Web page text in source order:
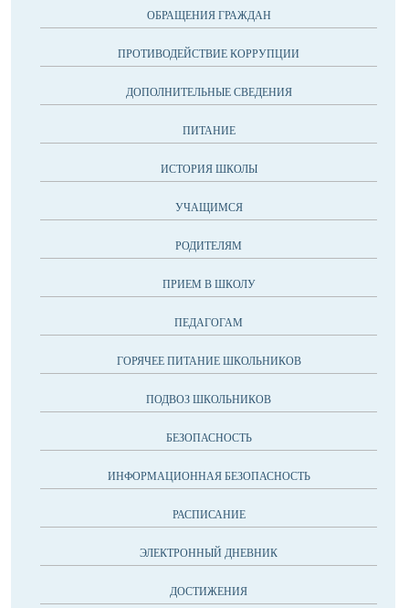
ОБРАЩЕНИЯ ГРАЖДАН
ПРОТИВОДЕЙСТВИЕ КОРРУПЦИИ
ДОПОЛНИТЕЛЬНЫЕ СВЕДЕНИЯ
ПИТАНИЕ
ИСТОРИЯ ШКОЛЫ
УЧАЩИМСЯ
РОДИТЕЛЯМ
ПРИЕМ В ШКОЛУ
ПЕДАГОГАМ
ГОРЯЧЕЕ ПИТАНИЕ ШКОЛЬНИКОВ
ПОДВОЗ ШКОЛЬНИКОВ
БЕЗОПАСНОСТЬ
ИНФОРМАЦИОННАЯ БЕЗОПАСНОСТЬ
РАСПИСАНИЕ
ЭЛЕКТРОННЫЙ ДНЕВНИК
ДОСТИЖЕНИЯ